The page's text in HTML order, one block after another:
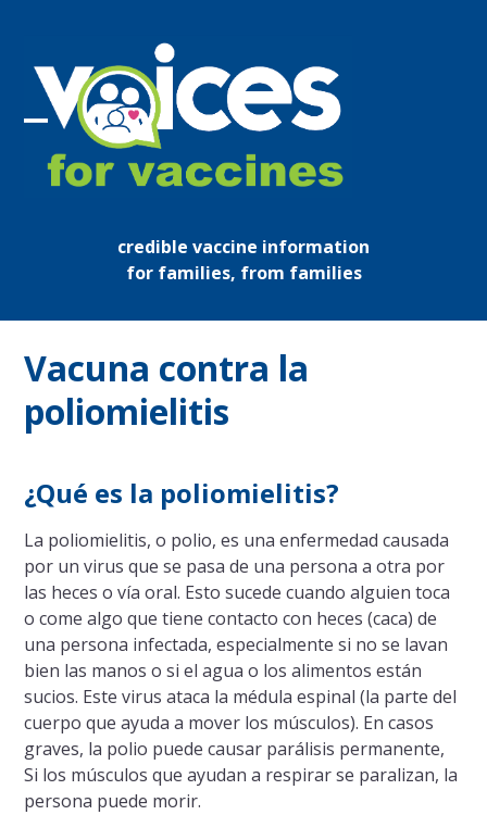
content
Open
mobile
Close
mobile
credible vaccine information
for families, from families
Vacuna contra la
poliomielitis
¿Qué es la poliomielitis?
La poliomielitis, o polio, es una enfermedad causada
por un virus que se pasa de una persona a otra por
las heces o vía oral. Esto sucede cuando alguien toca
o come algo que tiene contacto con heces (caca) de
una persona infectada, especialmente si no se lavan
bien las manos o si el agua o los alimentos están
sucios. Este virus ataca la médula espinal (la parte del
cuerpo que ayuda a mover los músculos). En casos
graves, la polio puede causar parálisis permanente,
Si los músculos que ayudan a respirar se paralizan, la
persona puede morir.